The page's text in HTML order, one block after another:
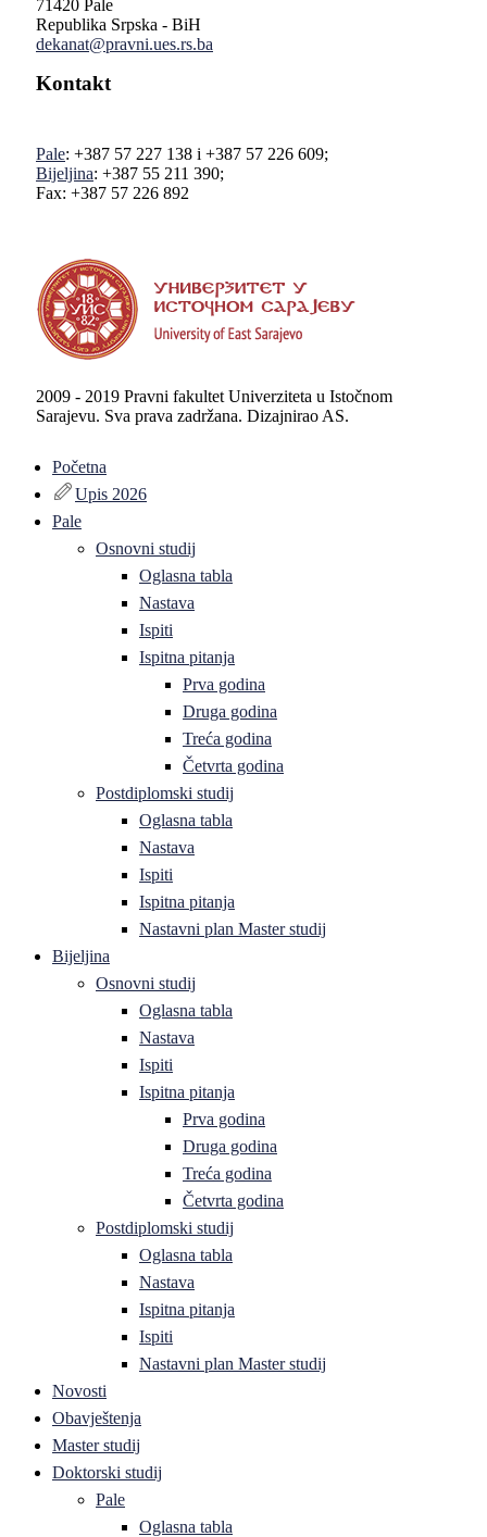
71420 Pale
Republika Srpska - BiH
dekanat@pravni.ues.rs.ba
Kontakt
Pale: +387 57 227 138 i +387 57 226 609;
Bijeljina: +387 55 211 390;
Fax: +387 57 226 892
2009 - 2019 Pravni fakultet Univerziteta u Istočnom
Sarajevu. Sva prava zadržana. Dizajnirao AS.
Početna
Upis 2026
Pale
Osnovni studij
Oglasna tabla
Nastava
Ispiti
Ispitna pitanja
Prva godina
Druga godina
Treća godina
Četvrta godina
Postdiplomski studij
Oglasna tabla
Nastava
Ispiti
Ispitna pitanja
Nastavni plan Master studij
Bijeljina
Osnovni studij
Oglasna tabla
Nastava
Ispiti
Ispitna pitanja
Prva godina
Druga godina
Treća godina
Četvrta godina
Postdiplomski studij
Oglasna tabla
Nastava
Ispitna pitanja
Ispiti
Nastavni plan Master studij
Novosti
Obavještenja
Master studij
Doktorski studij
Pale
Oglasna tabla